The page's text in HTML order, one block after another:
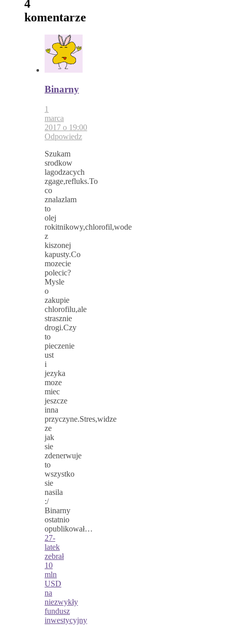
4
komentarze
Binarny
1
marca
2017 o 19:00
Odpowiedz
Szukam
srodkow
lagodzacych
zgage,refluks.To
co
znalazlam
to
olej
rokitnikowy,chlorofil,wode
z
kiszonej
kapusty.Co
mozecie
polecic?
Mysle
o
zakupie
chlorofilu,ale
strasznie
drogi.Czy
to
pieczenie
ust
i
jezyka
moze
miec
jeszcze
inna
przyczyne.Stres,widze
ze
jak
sie
zdenerwuje
to
wszystko
sie
nasila
:/
Binarny
ostatnio
opublikował…
27-
latek
zebrał
10
mln
USD
na
niezwykły
fundusz
inwestycyjny